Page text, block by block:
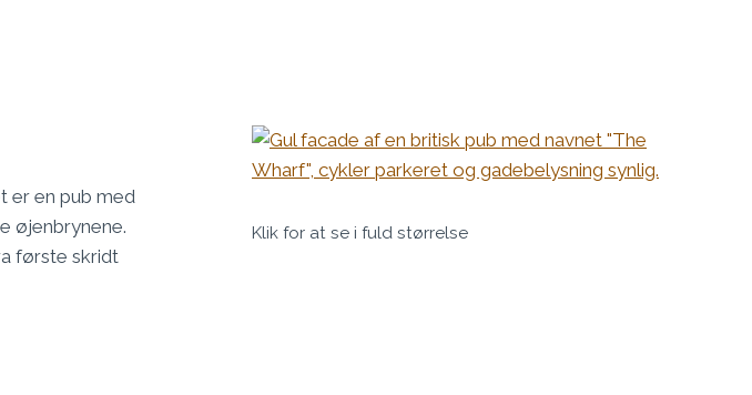
Klik for at se i fuld størrelse
er en pub med
øjenbrynene.
første skridt